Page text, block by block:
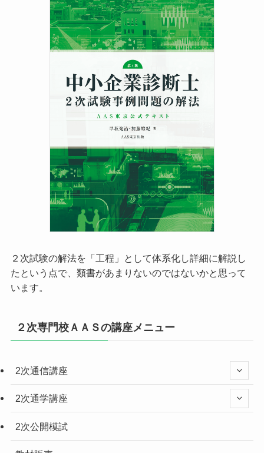
２次試験の解法を「工程」として体系化し詳細に解説し
たという点で、類書があまりないのではないかと思って
います。
２次専門校ＡＡＳの講座メニュー
2次通信講座
2次通学講座
2次公開模試